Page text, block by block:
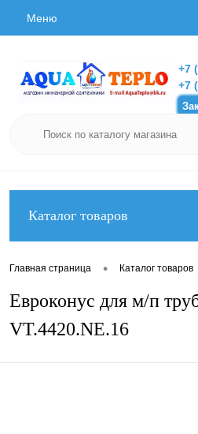
Меню
+7
+7
Каталог товаров
Главная страница • Каталог товаров
Евроконус для м/п
VT.4420.NE.16